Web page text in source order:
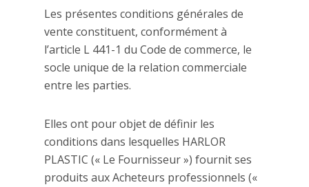
Les présentes conditions générales de
vente constituent, conformément à
l’article L 441-1 du Code de commerce, le
socle unique de la relation commerciale
entre les parties.
Elles ont pour objet de définir les
conditions dans lesquelles HARLOR
PLASTIC (« Le Fournisseur ») fournit ses
produits aux Acheteurs professionnels («